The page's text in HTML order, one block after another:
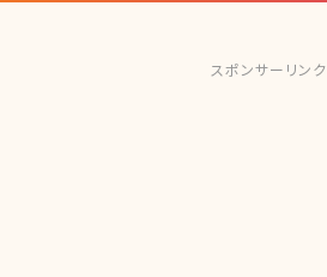
スポンサーリンク